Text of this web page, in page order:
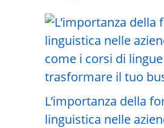
L’importanza della
linguistica nelle